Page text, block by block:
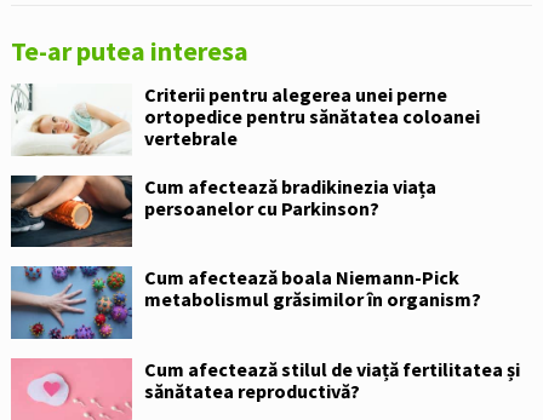
Te-ar putea interesa
Criterii pentru alegerea unei perne
ortopedice pentru sănătatea coloanei
vertebrale
Cum afectează bradikinezia viața
persoanelor cu Parkinson?
Cum afectează boala Niemann-Pick
metabolismul grăsimilor în organism?
Cum afectează stilul de viață fertilitatea și
sănătatea reproductivă?